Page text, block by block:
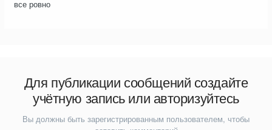
все ровно
Для публикации сообщений создайте
учётную запись или авторизуйтесь
Вы должны быть зарегистрированным пользователем, чтобы